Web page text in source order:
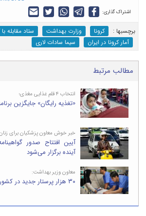
اشتراک گذاری:
برچسب‎ها : کرونا وزارت بهداشت
ستاد مقابله با
آمار کرونا در ایران
سیما سادات لاری
مطالب مرتبط
انتخاب ۴ قلم غذایی مغذی؛
«تغذیه رایگان» جایگزین
خبر خوش معاون پزشکیان برای
آیین افتتاح صدور
آینده برگزار می‌شود
معاون وزیر بهداشت:
۳۰ هزار پرستار جدید در کشور جذب می‌ شوند